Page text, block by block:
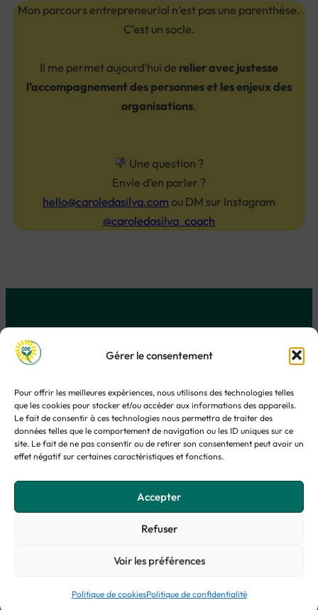
Gérer le consentement
Pour offrir les meilleures expériences, nous utilisons des technologies telles
que les cookies pour stocker et/ou accéder aux informations des appareils.
Le fait de consentir à ces technologies nous permettra de traiter des
données telles que le comportement de navigation ou les ID uniques sur ce
site. Le fait de ne pas consentir ou de retirer son consentement peut avoir un
effet négatif sur certaines caractéristiques et fonctions.
Accepter
Refuser
Voir les préférences
Politique de cookiesPolitique de confidentialité
Mon parcours entrepreneurial n’est pas une parenthèse.
C’est un socle.
Il me permet aujourd’hui de relier avec justesse
l’accompagnement des personnes et les enjeux des
organisations.
Une question ?
Envie d’en parler ?
hello@caroledasilva.com ou DM sur Instagram
@caroledasilva_coach
Carole Da Silva
Transformation · Apprentissage · Accompagnement
Clarifier · Déployer · avec Sens :
Transformation digitale & produit
Pédagogie & accompagnement
Explorations & potentiels
© Carole Da Silva – 2026
Politique de confidentialité
CGV